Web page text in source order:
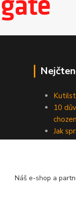
10
Jak
Náš e-shop a